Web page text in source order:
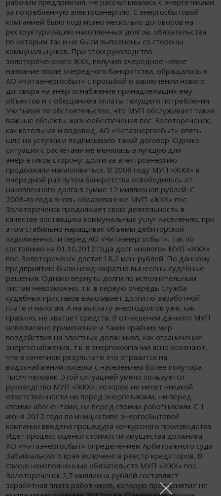
рабочим предприятия, не рассчитывалась с энергетиками
за потребленную электроэнергию. С энергосбытовой
компанией было подписано несколько договоров на
реструктуризацию накопленных долгов, обязательства
по которым так и не были выполнены со стороны
коммунальщиков. При этом руководство
золотореченского ЖКХ, получив очередное новое
название после очередного банкротства, обращалось в
АО «Читаэнергосбыт» с просьбой о заключении нового
договора на энергоснабжение принадлежащих ему
объектов и с обещанием оплаты текущего потребления.
Учитывая то обстоятельство, что МУП обслуживает такие
важные объекты жизнеобеспечения пос. Золотореченск,
как котельная и водовод, АО «Читаэнергосбыт» опять
шло на уступки и подписывало такой договор. Однако
ситуация с расчетами не менялась в лучшую для
энергетиков сторону: долги за электроэнергию
продолжали накапливаться. В 2008 году МУП «ЖКХ» в
очередной раз путем банкротства освободилось от
накопленного долга в сумме 12 миллионов рублей. С
2008-го года вновь образованное МУП «ЖКХ» пос.
Золотореченск продолжает свою деятельность в
качестве поставщика коммунальных услуг населению, при
этом стабильно наращивая объемы дебиторской
задолженности перед АО «Читаэнергосбыт». Так по
состоянию на 01.10.2012 года долг «нового» МУП «ЖКХ»
пос. Золотореченск достиг 18,2 млн. рублей. По данному
предприятию были неоднократно вынесены судебные
решения. Однако вернуть долги по исполнительным
листам невозможно, т.к. в первую очередь служба
судебных приставов взыскивает долги по заработной
плате и налогам. А на выплату энергодолгов уже, как
правило, не хватает средств. В отношении данного МУП
невозможно применение и таких крайних мер
воздействия на злостных должников, как ограничение
энергоснабжения, т.к. в энергокомпании ясно осознают,
что в конечном результате это отразится на
водоснабжении поселка с населением более полутора
тысяч человек. Этой ситуацией умело пользуется
руководство МУП «ЖКХ», которое не несет никакой
ответственности ни перед энергетиками, ни перед
своими абонентами, ни перед своими работниками. С 1
июня 2012 года по инициативе энергосбытовой
компании введена процедура конкурсного производства.
Идет процесс оценки стоимости имущества должника.
АО «Читаэнергосбыт» определением Арбитражного суда
Забайкальского края включено в реестр кредиторов. В
списке неисполненных обязательств МУП «ЖКХ» пос.
Золотореченск 2,7 миллиона рублей составляет
заработная плата работников, которую предприятие не